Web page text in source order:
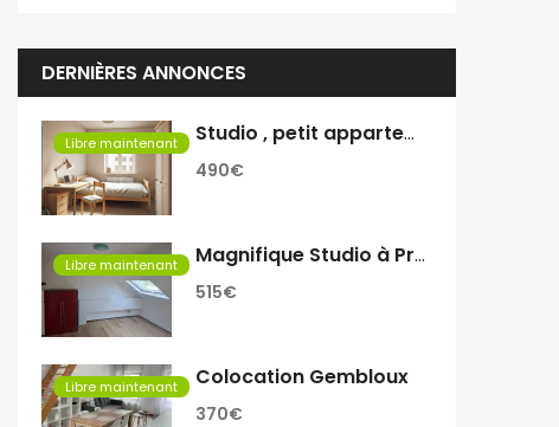
DERNIÈRES ANNONCES
Libre maintenant Studio , petit appartement
490€
Libre maintenant Magnifique Studio à Proximité de Rive Gauche
515€
Libre maintenant Colocation Gembloux
370€